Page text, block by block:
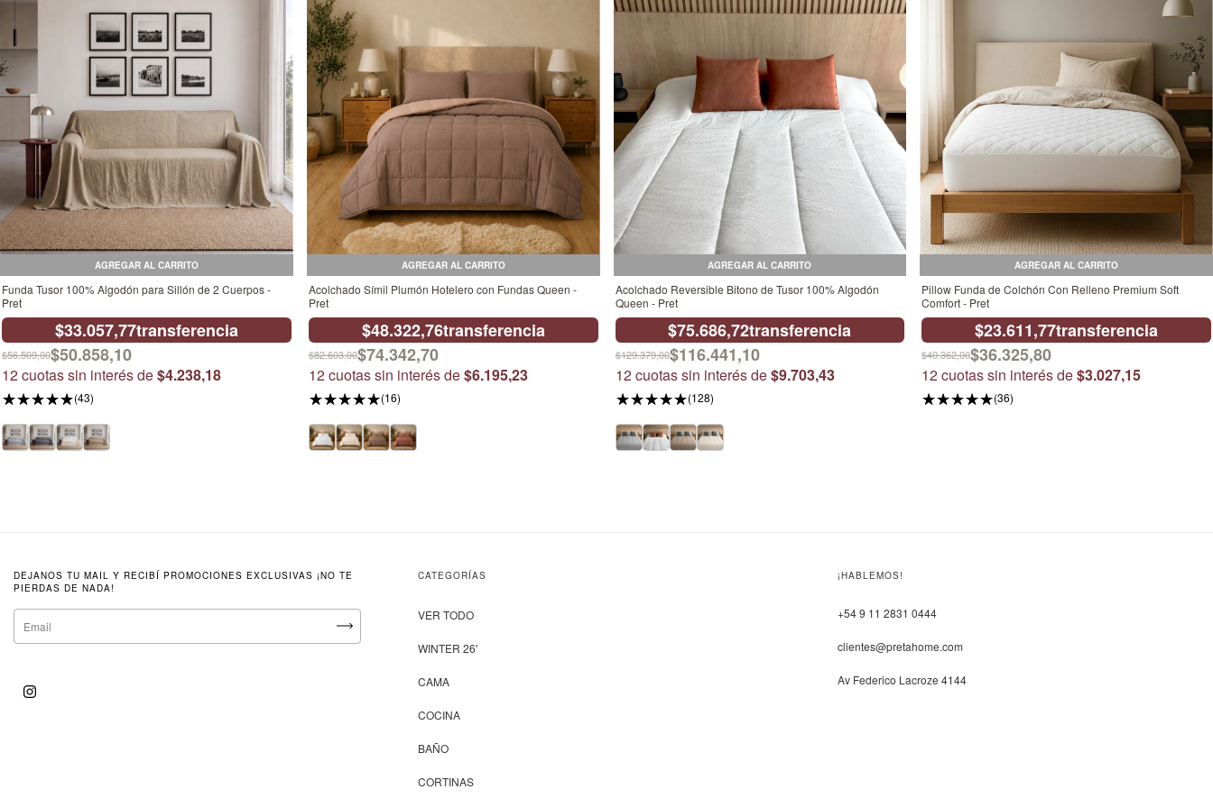
AGREGAR AL CARRITO
Funda Tusor 100% Algodón para Sillón de 2 Cuerpos -
Pret
$33.057,77transferencia
$56.509,00$50.858,10
12cuotas sin interés de$4.238,18
(43)
AGREGAR AL CARRITO
Acolchado Símil Plumón Hotelero con Fundas Queen -
Pret
$48.322,76transferencia
$82.603,00$74.342,70
12cuotas sin interés de$6.195,23
(16)
AGREGAR AL CARRITO
Acolchado Reversible Bitono de Tusor 100% Algodón
Queen - Pret
$75.686,72transferencia
$129.379,00$116.441,10
12cuotas sin interés de$9.703,43
(128)
AGREGAR AL CARRITO
Pillow Funda de Colchón Con Relleno Premium Soft
Comfort - Pret
$23.611,77transferencia
$40.362,00$36.325,80
12cuotas sin interés de$3.027,15
(36)
DEJANOS TU MAIL Y RECIBÍ PROMOCIONES EXCLUSIVAS ¡NO TE
PIERDAS DE NADA!
CATEGORÍAS
VER TODO
WINTER 26'
CAMA
COCINA
BAÑO
CORTINAS
¡HABLEMOS!
+54 9 11 2831 0444
clientes@pretahome.com
Av Federico Lacroze 4144